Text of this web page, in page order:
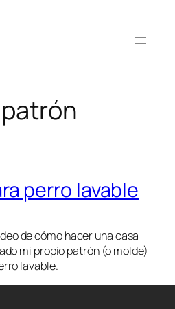
patrón
perro lavable
de cómo hacer una casa
mi propio patrón (o molde)
lavable.